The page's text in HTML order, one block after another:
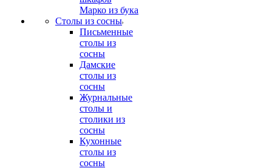
Марко из бука
Столы из сосны
Письменные
столы из
сосны
Дамские
столы из
сосны
Журнальные
столы и
столики из
сосны
Кухонные
столы из
сосны